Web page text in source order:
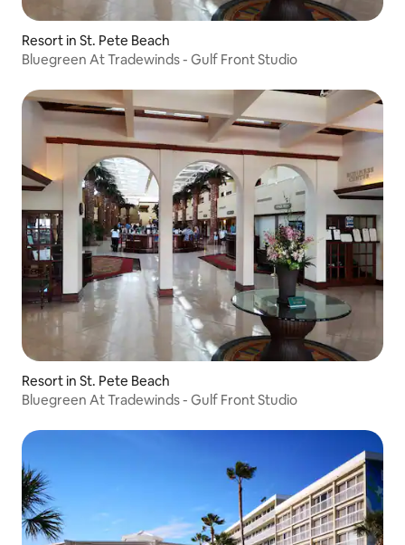
Resort in St. Pete Beach
Bluegreen At Tradewinds - Gulf Front Studio
Resort in St. Pete Beach
Bluegreen At Tradewinds - Gulf Front Studio